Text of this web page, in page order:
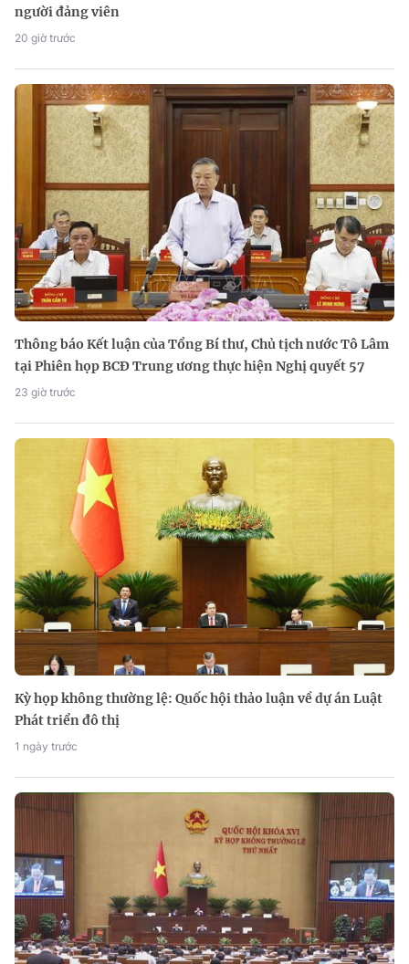
người đảng viên
20 giờ trước
Thông báo Kết luận của Tổng Bí thư, Chủ tịch nước Tô Lâm
tại Phiên họp BCĐ Trung ương thực hiện Nghị quyết 57
23 giờ trước
Kỳ họp không thường lệ: Quốc hội thảo luận về dự án Luật
Phát triển đô thị
1 ngày trước